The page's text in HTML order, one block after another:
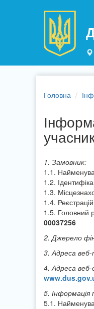
Головна
1. Замовник:
1.1.
1.2.
1.3.
1.4.
1.5. Головний
00037256
2. Джерело
3. Адреса
4. Адреса
5. Інформація
5.1.